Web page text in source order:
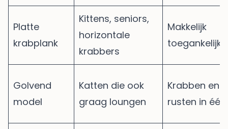
Platte
krabplank
Kittens, seniors,
horizontale
krabbers
Makkelijk
toegankelijk
Golvend
model
Katten die ook
graag loungen
Krabben en
rusten in één